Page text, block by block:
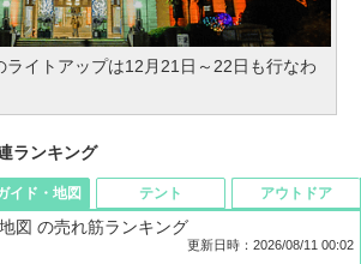
ライトアップは12月21日～22日も行なわ
ランキング
イド・地図
図 の売れ筋ランキング
更新日時：2026/08/11 00:02
テント アウトドア